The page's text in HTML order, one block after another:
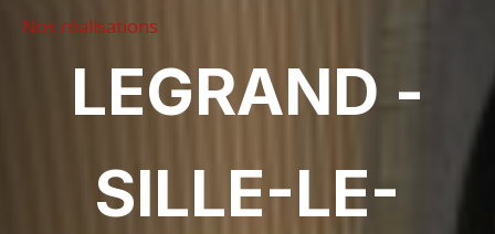
Nos réalisations
LEGRAND -
SILLE-LE-